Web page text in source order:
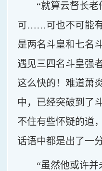
“就算云督长老
可……可也不可能
是两名斗皇和七名
遇见三四名斗皇强
这么快的！难道萧
中，已经突破到了
不住有些怀疑的道
话语中都是出了一
“虽然他或许